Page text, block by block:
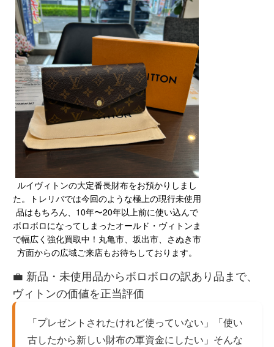
ルイヴィトンの大定番長財布をお預かりしまし
た。トレリバでは今回のような極上の現行未使用
品はもちろん、10年〜20年以上前に使い込んで
ボロボロになってしまったオールド・ヴィトンま
で幅広く強化買取中！丸亀市、坂出市、さぬき市
方面からの広域ご来店もお待ちしております。
💼 新品・未使用品からボロボロの訳あり品まで、
ヴィトンの価値を正当評価
「プレゼントされたけれど使っていない」「使い
古したから新しい財布の軍資金にしたい」そんな